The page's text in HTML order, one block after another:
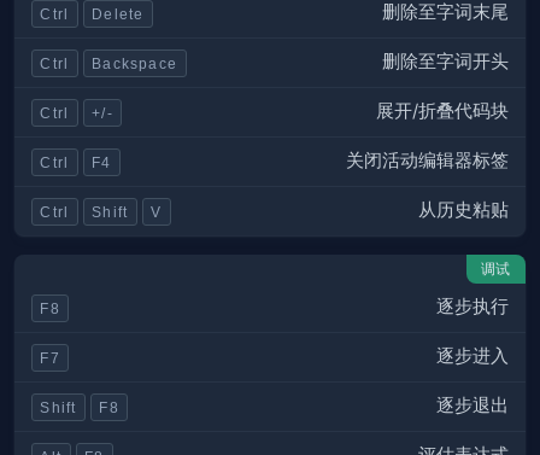
Ctrl Delete 删除至字词末尾
Ctrl Backspace 删除至字词开头
Ctrl +/- 展开/折叠代码块
Ctrl F4 关闭活动编辑器标签
Ctrl Shift V 从历史粘贴
调试
F8 逐步执行
F7 逐步进入
Shift F8 逐步退出